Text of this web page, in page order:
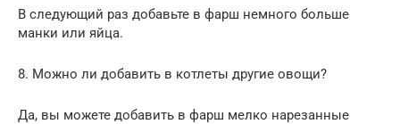
В следующий раз добавьте в фарш немного больше
манки или яйца.
8. Можно ли добавить в котлеты другие овощи?
Да, вы можете добавить в фарш мелко нарезанные